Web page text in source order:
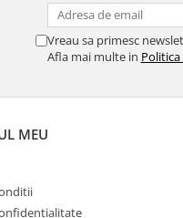
Vreau sa primesc
Afla mai multe in
MEU